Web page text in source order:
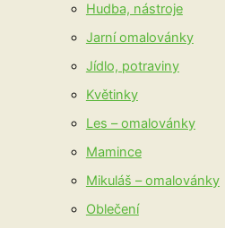
Hudba, nástroje
Jarní omalovánky
Jídlo, potraviny
Květinky
Les – omalovánky
Mamince
Mikuláš – omalovánky
Oblečení